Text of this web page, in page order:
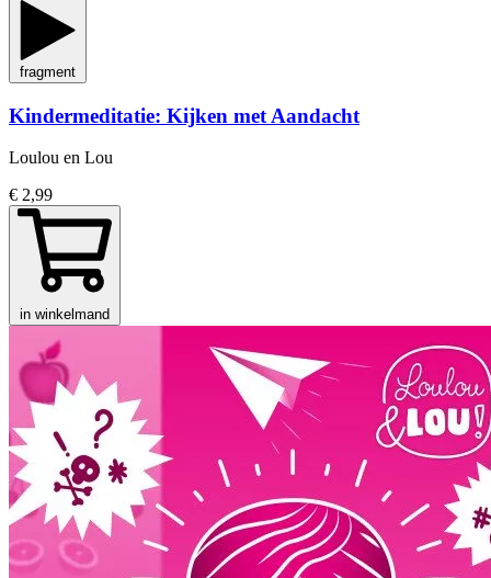
fragment
Kindermeditatie: Kijken met Aandacht
Loulou en Lou
€ 2,99
in winkelmand